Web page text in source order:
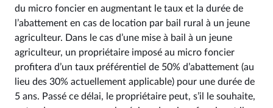
du micro foncier en augmentant le taux et la durée de
l’abattement en cas de location par bail rural à un jeune
agriculteur. Dans le cas d’une mise à bail à un jeune
agriculteur, un propriétaire imposé au micro foncier
profitera d’un taux préférentiel de 50% d’abattement (au
lieu des 30% actuellement applicable) pour une durée de
5 ans. Passé ce délai, le propriétaire peut, s’il le souhaite,